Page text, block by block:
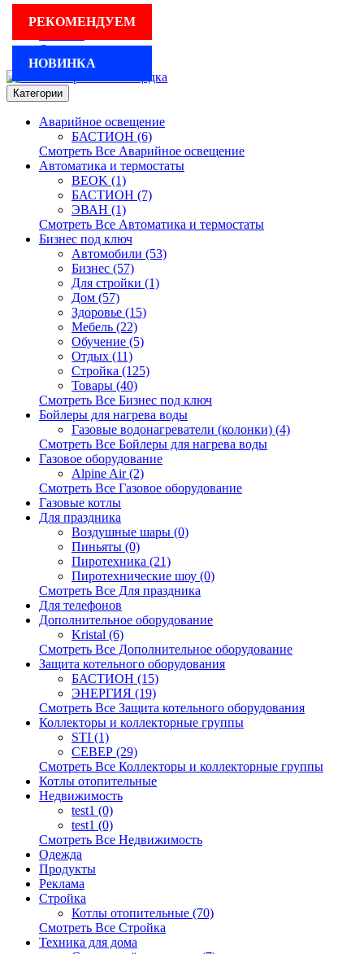
Для бизнеса
Оплата и доставка
Категории
Аварийное освещение
БАСТИОН (6)
Смотреть Все Аварийное освещение
Автоматика и термостаты
BEOK (1)
БАСТИОН (7)
ЭВАН (1)
Смотреть Все Автоматика и термостаты
Бизнес под ключ
Автомобили (53)
Бизнес (57)
Для стройки (1)
Дом (57)
Здоровье (15)
Мебель (22)
Обучение (5)
Отдых (11)
Стройка (125)
Товары (40)
Смотреть Все Бизнес под ключ
Бойлеры для нагрева воды
Газовые водонагреватели (колонки) (4)
Смотреть Все Бойлеры для нагрева воды
Газовое оборудование
Alpine Air (2)
Смотреть Все Газовое оборудование
Газовые котлы
Для праздника
Воздушные шары (0)
Пиньяты (0)
Пиротехника (21)
Пиротехнические шоу (0)
Смотреть Все Для праздника
Для телефонов
Дополнительное оборудование
Kristal (6)
Смотреть Все Дополнительное оборудование
Защита котельного оборудования
БАСТИОН (15)
ЭНЕРГИЯ (19)
Смотреть Все Защита котельного оборудования
Коллекторы и коллекторные группы
STI (1)
СЕВЕР (29)
Смотреть Все Коллекторы и коллекторные группы
Котлы отопительные
Недвижимость
test1 (0)
test1 (0)
Смотреть Все Недвижимость
Одежда
Продукты
Реклама
Стройка
Котлы отопительные (70)
Смотреть Все Стройка
Техника для дома
РЕКОМЕНДУЕМ
НОВИНКА